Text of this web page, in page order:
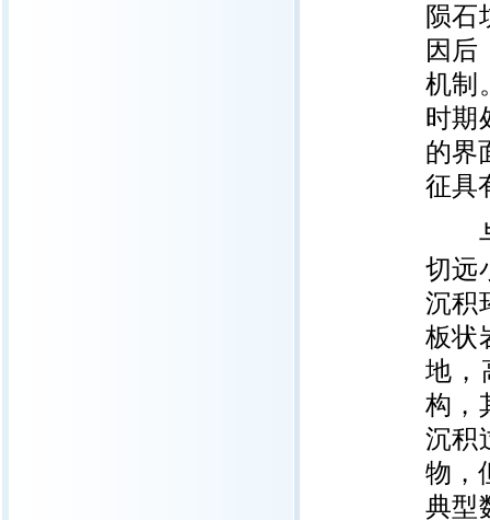
陨石
因后
机制
时期
的界
征具
与
切远
沉积
板状
地，
构，
沉积
物，
典型